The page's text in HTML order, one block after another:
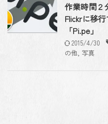
作業時間２
Flickrに移
「Pi.pe」
2015/4/30
の他, 写真